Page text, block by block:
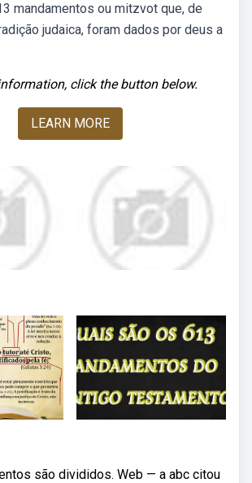
mandamentos ou mitzvot que, de
judaica, foram dados por deus a
click the button below.
LEARN MORE
são divididos. Web — a abc citou